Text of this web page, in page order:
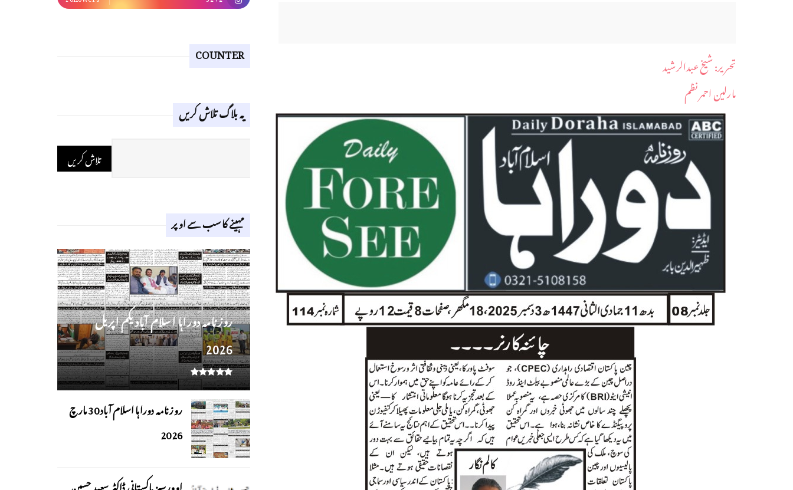
​تحریر: شیخ عبدالرشید
مارلین احمر نظم
COUNTER
یہ بلاگ تلاش کریں
مہینے کا سب سے اوپر
روز نامہ دوراہا اسلام آباد یکم اپریل
2026
روزنامہ دوراہا اسلام آباد 30 مارچ
2026